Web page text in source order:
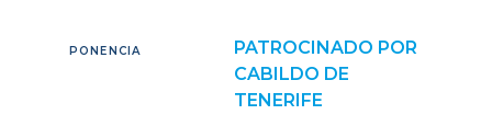
PONENCIA
PATROCINADO POR
CABILDO DE
TENERIFE